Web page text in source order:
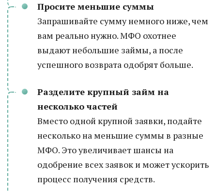
Просите меньшие суммы
Запрашивайте сумму немного ниже, чем
вам реально нужно. МФО охотнее
выдают небольшие займы, а после
успешного возврата одобрят больше.
Разделите крупный займ на
несколько частей
Вместо одной крупной заявки, подайте
несколько на меньшие суммы в разные
МФО. Это увеличивает шансы на
одобрение всех заявок и может ускорить
процесс получения средств.